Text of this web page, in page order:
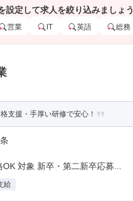
設定して求人を絞り込みましょう
営業 IT 英語 総務
支援・手厚い研修で安心！
対象 新卒・第二新卒応募...
給